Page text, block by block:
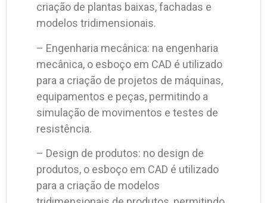
criação de plantas baixas, fachadas e
modelos tridimensionais.
– Engenharia mecânica: na engenharia
mecânica, o esboço em CAD é utilizado
para a criação de projetos de máquinas,
equipamentos e peças, permitindo a
simulação de movimentos e testes de
resistência.
– Design de produtos: no design de
produtos, o esboço em CAD é utilizado
para a criação de modelos